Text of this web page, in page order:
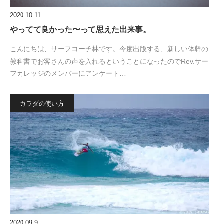
2020.10.11
やってて良かった〜って思えた出来事。
こんにちは、サーフコーチ林です。今度出版する、新しい体幹の
教科書でお客さんの声を入れるということになったのでRev.サー
フカレッジのメンバーにアンケート…
カラダの使い方
2020.09.9